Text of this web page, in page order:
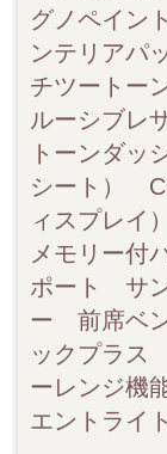
グノペイン
ンテリアパ
チツートー
ルーシブレ
トーンダッ
シート）
ィスプレ
メモリー付
ポート サ
ー 前席ベ
ックプラス
ーレンジ
エントライト